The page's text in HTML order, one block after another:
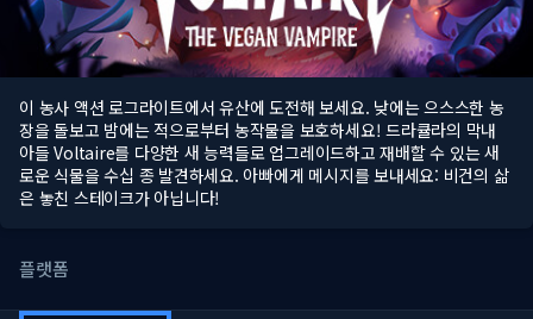
이 농사 액션 로그라이트에서 유산에 도전해 보세요. 낮에는 으스스한 농
장을 돌보고 밤에는 적으로부터 농작물을 보호하세요! 드라큘라의 막내
아들 Voltaire를 다양한 새 능력들로 업그레이드하고 재배할 수 있는 새
로운 식물을 수십 종 발견하세요. 아빠에게 메시지를 보내세요: 비건의 삶
은 놓친 스테이크가 아닙니다!
플랫폼